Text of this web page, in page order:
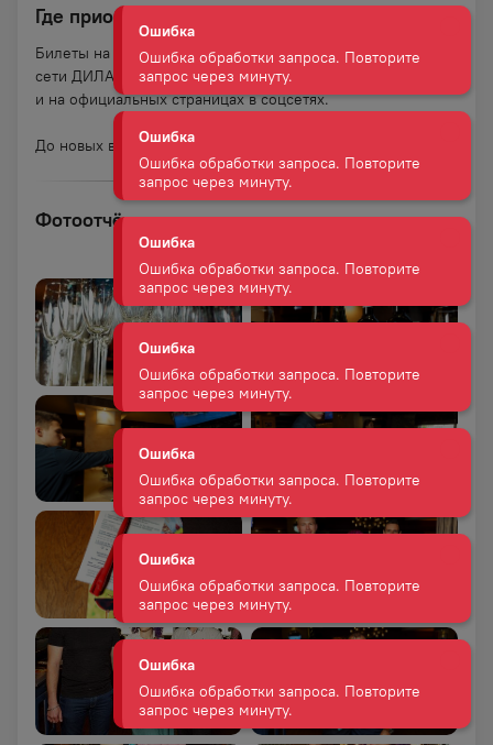
Где приобрести билеты
Билеты на мероприятия можно приобрести в магазинах
сети ДИЛАН. Следите за новостями клуба на нашем сайте
и на официальных страницах в соцсетях.
До новых встреч на клубе «Сомелье»!
Фотоотчёт со встречи
Ошибка
Ошибка обработки запроса. Повторите
запрос через минуту.
Ошибка
Ошибка обработки запроса. Повторите
запрос через минуту.
Ошибка
Ошибка обработки запроса. Повторите
запрос через минуту.
Ошибка
Ошибка обработки запроса. Повторите
запрос через минуту.
Ошибка
Ошибка обработки запроса. Повторите
запрос через минуту.
Ошибка
Ошибка обработки запроса. Повторите
запрос через минуту.
Ошибка
Ошибка обработки запроса. Повторите
запрос через минуту.